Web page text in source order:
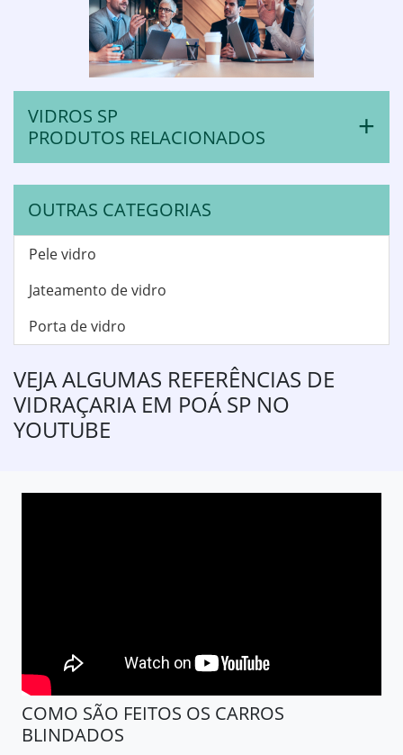
VIDROS SP
PRODUTOS RELACIONADOS
OUTRAS CATEGORIAS
Pele vidro
Jateamento de vidro
Porta de vidro
VEJA ALGUMAS REFERÊNCIAS DE
VIDRAÇARIA EM POÁ SP NO
YOUTUBE
COMO SÃO FEITOS OS CARROS
BLINDADOS